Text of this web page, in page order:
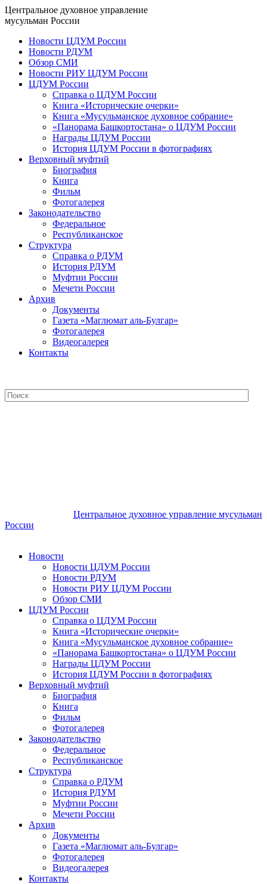
Центральное духовное управление
мусульман России
Новости ЦДУМ России
Новости РДУМ
Обзор СМИ
Новости РИУ ЦДУМ России
ЦДУМ России
Справка о ЦДУМ России
Книга «Исторические очерки»
Книга «Мусульманское духовное собрание»
«Панорама Башкортостана» о ЦДУМ России
Награды ЦДУМ России
История ЦДУМ России в фотографиях
Верховный муфтий
Биография
Книга
Фильм
Фотогалерея
Законодательство
Федеральное
Республиканское
Структура
Справка о РДУМ
История РДУМ
Муфтии России
Мечети России
Архив
Документы
Газета «Маглюмат аль-Булгар»
Фотогалерея
Видеогалерея
Контакты
Центральное духовное управление мусульман
России
Новости
Новости ЦДУМ России
Новости РДУМ
Новости РИУ ЦДУМ России
Обзор СМИ
ЦДУМ России
Справка о ЦДУМ России
Книга «Исторические очерки»
Книга «Мусульманское духовное собрание»
«Панорама Башкортостана» о ЦДУМ России
Награды ЦДУМ России
История ЦДУМ России в фотографиях
Верховный муфтий
Биография
Книга
Фильм
Фотогалерея
Законодательство
Федеральное
Республиканское
Структура
Справка о РДУМ
История РДУМ
Муфтии России
Мечети России
Архив
Документы
Газета «Маглюмат аль-Булгар»
Фотогалерея
Видеогалерея
Контакты